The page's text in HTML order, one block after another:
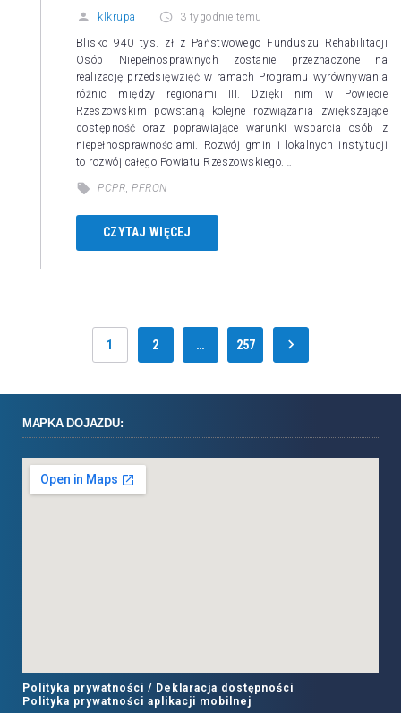
klkrupa 3 tygodnie temu
Blisko 940 tys. zł z Państwowego Funduszu Rehabilitacji
Osób Niepełnosprawnych zostanie przeznaczone na
realizację przedsięwzięć w ramach Programu wyrównywania
różnic między regionami III. Dzięki nim w Powiecie
Rzeszowskim powstaną kolejne rozwiązania zwiększające
dostępność oraz poprawiające warunki wsparcia osób z
niepełnosprawnościami. Rozwój gmin i lokalnych instytucji
to rozwój całego Powiatu Rzeszowskiego.…
PCPR ,PFRON
CZYTAJ WIĘCEJ
1 2 … 257
MAPKA DOJAZDU:
Polityka prywatności / Deklaracja dostępności
Polityka prywatności aplikacji mobilnej